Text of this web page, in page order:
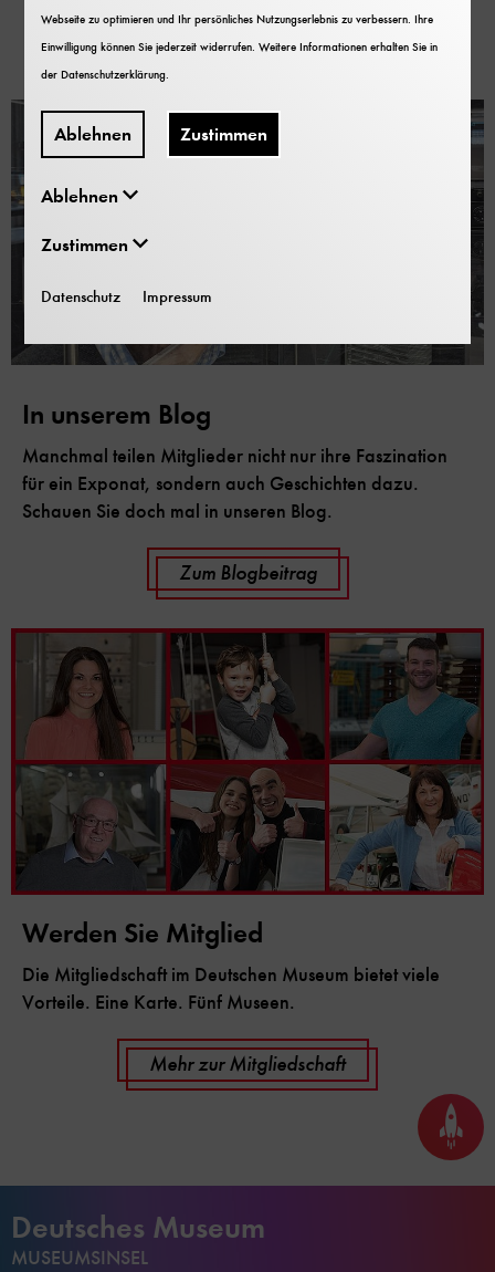
Mehr erfahren
In unserem Blog
Manchmal teilen Mitglieder nicht nur ihre Faszination
für ein Exponat, sondern auch Geschichten dazu.
Schauen Sie doch mal in unseren Blog.
Zum Blogbeitrag
Werden Sie Mitglied
Die Mitgliedschaft im Deutschen Museum bietet viele
Vorteile. Eine Karte. Fünf Museen.
Mehr zur Mitgliedschaft
Seite
nach
oben
Deutsches Museum
MUSEUMSINSEL
Webseite zu optimieren und Ihr persönliches Nutzungserlebnis zu verbessern. Ihre
Einwilligung können Sie jederzeit widerrufen. Weitere Informationen erhalten Sie in
derDatenschutzerklärung.
Ablehnen Zustimmen
Ablehnen
Zustimmen
Datenschutz Impressum